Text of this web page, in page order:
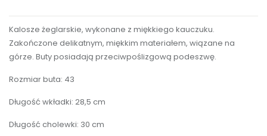
Kalosze żeglarskie, wykonane z miękkiego kauczuku.
Zakończone delikatnym, miękkim materiałem, wiązane na
górze. Buty posiadają przeciwpoślizgową podeszwę.
Rozmiar buta: 43
Długość wkładki: 28,5 cm
Długość cholewki: 30 cm